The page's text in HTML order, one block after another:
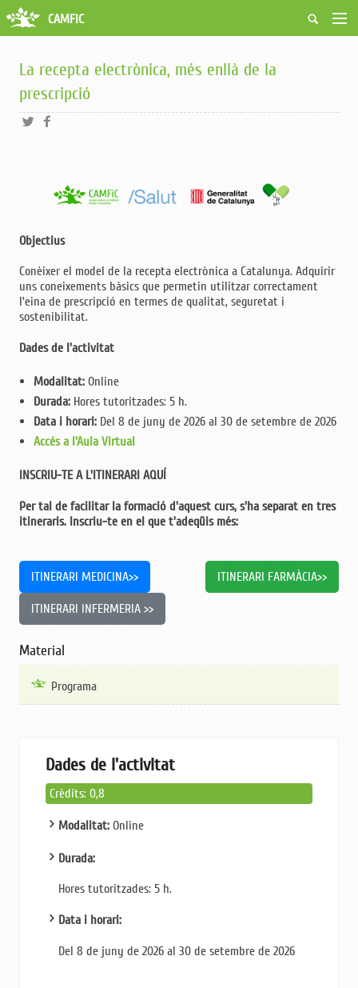
Qui som
Activitats
Borsa de treball
Grups i Vocalies
CAMFiC
La recepta electrònica, més enllà de la
prescripció
Objectius
Conèixer el model de la recepta electrònica a Catalunya. Adquirir
uns coneixements bàsics que permetin utilitzar correctament
l’eina de prescripció en termes de qualitat, seguretat i
sostenibilitat.
Dades de l'activitat
Modalitat: Online
Durada: Hores tutoritzades: 5 h.
Data i horari: Del 8 de juny de 2026 al 30 de setembre de 2026
Accés a l'Aula Virtual
INSCRIU-TE A L'ITINERARI AQUÍ
Per tal de facilitar la formació d'aquest curs, s'ha separat en tres
itineraris. Inscriu-te en el que t'adeqüis més:
ITINERARI MEDICINA>>
ITINERARI FARMÀCIA>>
ITINERARI INFERMERIA >>
Material
Programa
Dades de l'activitat
Crèdits: 0,8
Modalitat: Online
Durada:
Hores tutoritzades: 5 h.
Data i horari:
Del 8 de juny de 2026 al 30 de setembre de 2026